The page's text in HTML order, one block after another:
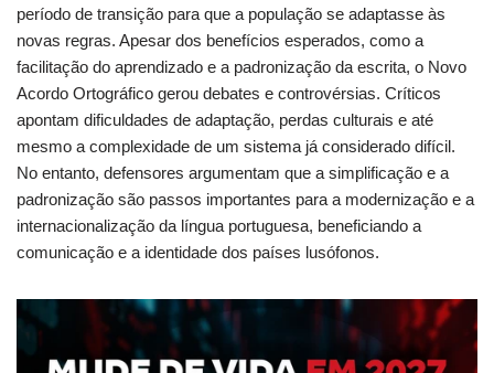
período de transição para que a população se adaptasse às
novas regras. Apesar dos benefícios esperados, como a
facilitação do aprendizado e a padronização da escrita, o Novo
Acordo Ortográfico gerou debates e controvérsias. Críticos
apontam dificuldades de adaptação, perdas culturais e até
mesmo a complexidade de um sistema já considerado difícil.
No entanto, defensores argumentam que a simplificação e a
padronização são passos importantes para a modernização e a
internacionalização da língua portuguesa, beneficiando a
comunicação e a identidade dos países lusófonos.